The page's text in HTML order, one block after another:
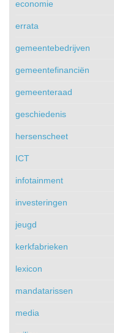
economie
errata
gemeentebedrijven
gemeentefinanciën
gemeenteraad
geschiedenis
hersenscheet
ICT
infotainment
investeringen
jeugd
kerkfabrieken
lexicon
mandatarissen
media